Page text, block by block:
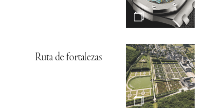
Ruta de fortalezas